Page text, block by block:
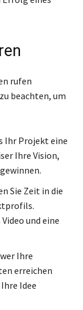
rufen
beachten, um
Ihr Projekt eine
Ihre Vision,
Sie Zeit in die
und eine
Ihre
erreichen
Idee